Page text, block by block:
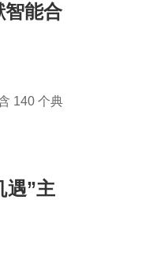
智能合
140 个典
遇”主